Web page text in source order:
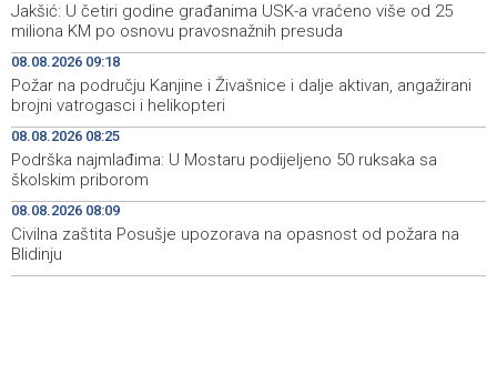
08:39
Danas sunčano, tokom dana umjeren porast noblake,
praćen pljuskovima i grmljavinom
08:34
Duge kolone vozila na graničnim prelazim na izlazu iz
BiH
08:29
Deset zeničkih rudara četvrtu noć ostali u jami
Raspotočje
08:25
Podrška najmlađima: U Mostaru podijeljeno 50 ruksaka
sa školskim priborom
Jakšić: U četiri godine građanima USK-a vraćeno više od 25
miliona KM po osnovu pravosnažnih presuda
08.08.2026 09:18
Požar na području Kanjine i Živašnice i dalje aktivan, angažirani
brojni vatrogasci i helikopteri
08.08.2026 08:25
Podrška najmlađima: U Mostaru podijeljeno 50 ruksaka sa
školskim priborom
08.08.2026 08:09
Civilna zaštita Posušje upozorava na opasnost od požara na
Blidinju